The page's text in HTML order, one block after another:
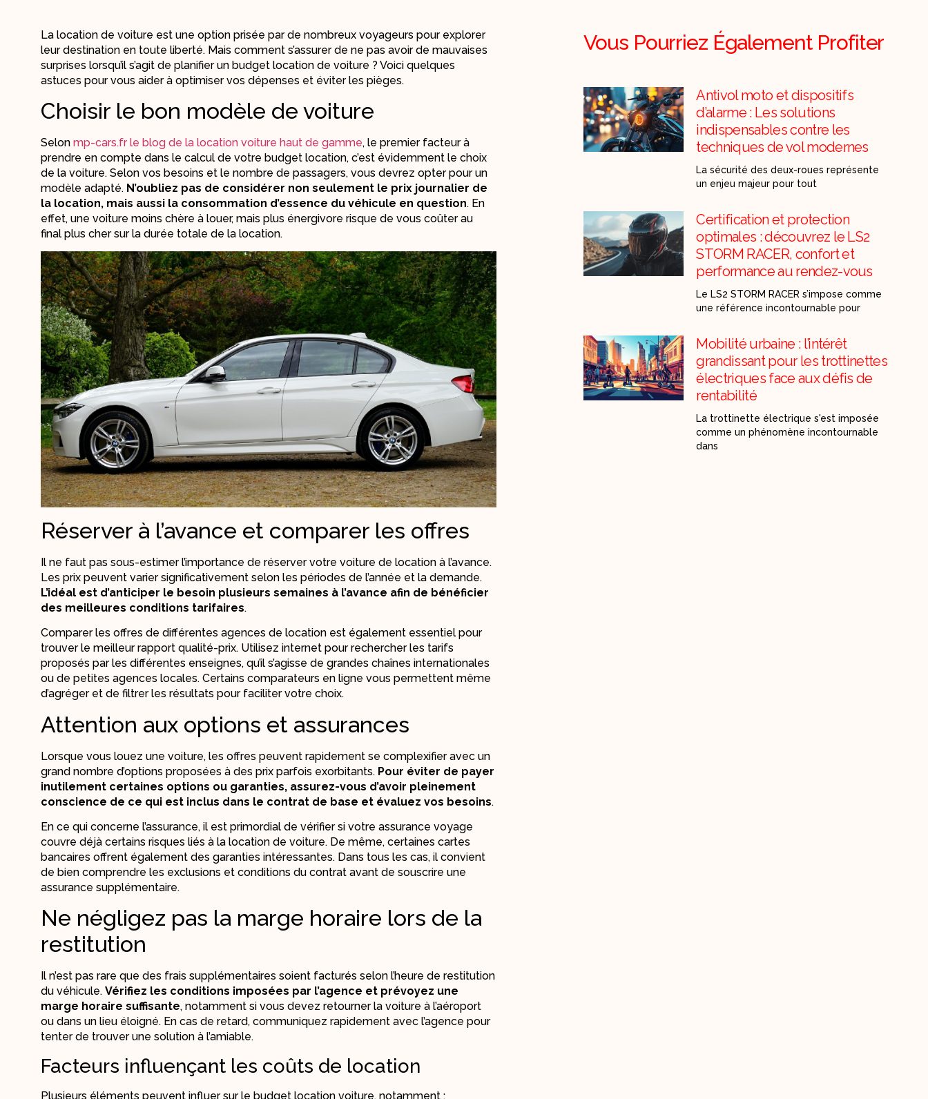
La location de voiture est une option prisée par de nombreux voyageurs pour explorer
leur destination en toute liberté. Mais comment s’assurer de ne pas avoir de mauvaises
surprises lorsqu’il s’agit de planifier un budget location de voiture ? Voici quelques
astuces pour vous aider à optimiser vos dépenses et éviter les pièges.
Choisir le bon modèle de voiture
Selonmp-cars.fr le blog de la location voiture haut de gamme, le premier facteur à
prendre en compte dans le calcul de votre budget location, c’est évidemment le choix
de la voiture. Selon vos besoins et le nombre de passagers, vous devrez opter pour un
modèle adapté. N’oubliez pas de considérer non seulement le prix journalier de
la location, mais aussi la consommation d’essence du véhicule en question. En
effet, une voiture moins chère à louer, mais plus énergivore risque de vous coûter au
final plus cher sur la durée totale de la location.
Réserver à l’avance et comparer les offres
Il ne faut pas sous-estimer l’importance de réserver votre voiture de location à l’avance.
Les prix peuvent varier significativement selon les périodes de l’année et la demande.
L’idéal est d’anticiper le besoin plusieurs semaines à l’avance afin de bénéficier
des meilleures conditions tarifaires.
Comparer les offres de différentes agences de location est également essentiel pour
trouver le meilleur rapport qualité-prix. Utilisez internet pour rechercher les tarifs
proposés par les différentes enseignes, qu’il s’agisse de grandes chaînes internationales
ou de petites agences locales. Certains comparateurs en ligne vous permettent même
d’agréger et de filtrer les résultats pour faciliter votre choix.
Attention aux options et assurances
Lorsque vous louez une voiture, les offres peuvent rapidement se complexifier avec un
grand nombre d’options proposées à des prix parfois exorbitants. Pour éviter de payer
inutilement certaines options ou garanties, assurez-vous d’avoir pleinement
conscience de ce qui est inclus dans le contrat de base et évaluez vos besoins.
En ce qui concerne l’assurance, il est primordial de vérifier si votre assurance voyage
couvre déjà certains risques liés à la location de voiture. De même, certaines cartes
bancaires offrent également des garanties intéressantes. Dans tous les cas, il convient
de bien comprendre les exclusions et conditions du contrat avant de souscrire une
assurance supplémentaire.
Ne négligez pas la marge horaire lors de la
restitution
Il n’est pas rare que des frais supplémentaires soient facturés selon l’heure de restitution
du véhicule.Vérifiez les conditions imposées par l’agence et prévoyez une
marge horaire suffisante, notamment si vous devez retourner la voiture à l’aéroport
ou dans un lieu éloigné. En cas de retard, communiquez rapidement avec l’agence pour
tenter de trouver une solution à l’amiable.
Facteurs influençant les coûts de location
Plusieurs éléments peuvent influer sur le budget location voiture, notamment :
Vous Pourriez Également Profiter
Antivol moto et dispositifs
d’alarme : Les solutions
indispensables contre les
techniques de vol modernes
La sécurité des deux-roues représente
un enjeu majeur pour tout
Certification et protection
optimales : découvrez le LS2
STORM RACER, confort et
performance au rendez-vous
Le LS2 STORM RACER s’impose comme
une référence incontournable pour
Mobilité urbaine : l’intérêt
grandissant pour les trottinettes
électriques face aux défis de
rentabilité
La trottinette électrique s'est imposée
comme un phénomène incontournable
dans